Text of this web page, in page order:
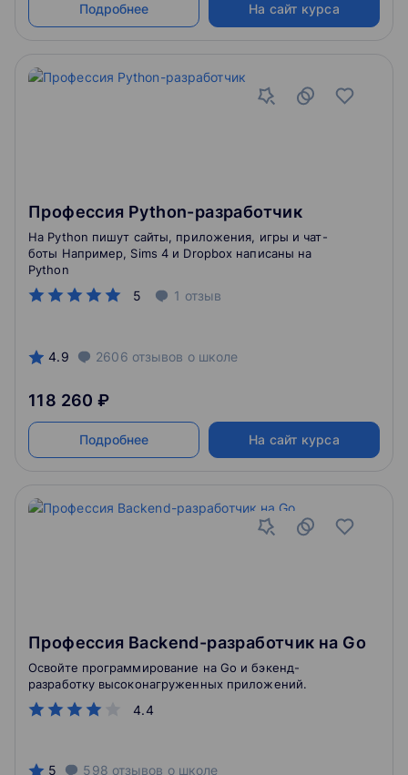
Подробнее На сайт курса
Профессия Python-разработчик
5 1 отзыв
На Python пишут сайты, приложения, игры и чат-
боты Например, Sims 4 и Dropbox написаны на
Python
4.9 2606 отзывов о школе
118 260 ₽
Подробнее На сайт курса
Профессия Backend-разработчик на Go
4.4
Освойте программирование на Go и бэкенд-
разработку высоконагруженных приложений.
5 598 отзывов о школе